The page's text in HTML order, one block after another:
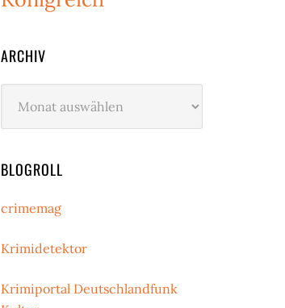
ARCHIV
BLOGROLL
crimemag
Krimidetektor
Krimiportal Deutschlandfunk